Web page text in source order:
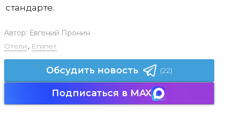
стандарте.
Автор: Евгений Пронин
Отели , Египет
Обсудить новость (22)
Подписаться в MAX